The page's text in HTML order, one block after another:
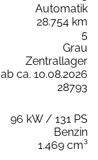
Automatik
28.754 km
5
Grau
Zentrallager
ab ca. 10.08.2026
28793
96 kW / 131 PS
Benzin
1.469 cm³